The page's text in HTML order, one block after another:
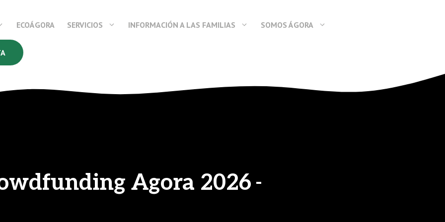
ECOÁGORA SERVICIOS INFORMACIÓN A LAS FAMILIAS SOMOS ÁGORA
Agora 2026